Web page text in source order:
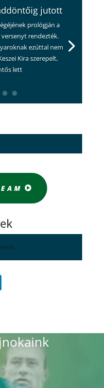
jutott
prológján a
rendezték.
ezúttal nem
Kira szerepelt,
lett